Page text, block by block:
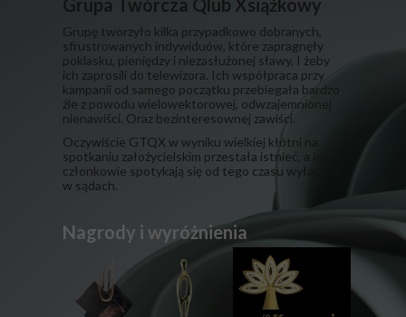
Grupa Twórcza Qlub Xsiążkowy
Grupę tworzyło kilka przypadkowo dobranych,
sfrustrowanych indywiduów, które zapragnęły
poklasku, pieniędzy i niezasłużonej sławy. I żeby
ich zaprosili do telewizora. Ich współpraca przy
kampanii od samego początku przebiegała bardzo
źle z powodu wielowektorowej, odwzajemnionej
nienawiści. Oraz bezinteresownej zawiści.
​Oczywiście GTQX w wyniku wielkiej kłótni na
spotkaniu założycielskim przestała istnieć, a jej
członkowie spotykają się od tego czasu wyłącznie
w sądach.
Nagrody i wyróżnienia